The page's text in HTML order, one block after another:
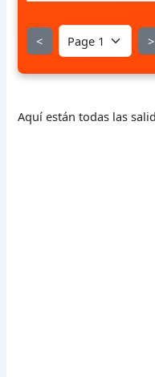
< >
Aquí están todas las